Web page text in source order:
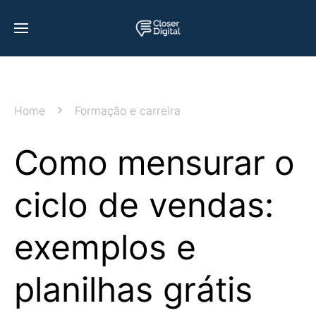
Home Formação e carreira
Como mensurar o
ciclo de vendas:
exemplos e
planilhas grátis